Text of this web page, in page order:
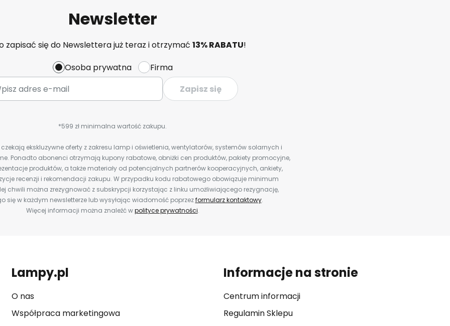
Newsletter
zapisać się do Newslettera już teraz i otrzymać 13% RABATU!
Osoba prywatna
Firma
Zapisz się
*599 zł minimalna wartość zakupu.
ekskluzywne oferty z zakresu lamp i oświetlenia, wentylatorów, systemów solarnych i
Ponadto abonenci otrzymają kupony rabatowe, obniżki cen produktów, pakiety promocyjne,
produktów, a także materiały od potencjalnych partnerów kooperacyjnych, ankiety,
recenzji i rekomendacji zakupu. W przypadku kodu rabatowego obowiązuje minimum
chwili można zrezygnować z subskrypcji korzystając z linku umożliwiającego rezygnację,
się w każdym newsletterze lub wysyłając wiadomość poprzezformularz kontaktowy.
Więcej informacji można znaleźć wpolityce prywatności.
Lampy.pl
O nas
Współpraca marketingowa
Informacje na stronie
Centrum informacji
Regulamin Sklepu